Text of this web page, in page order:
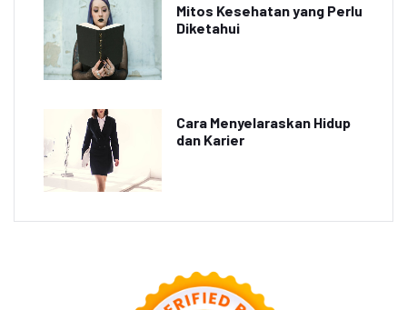
Mitos Kesehatan yang Perlu
Diketahui
Cara Menyelaraskan Hidup
dan Karier